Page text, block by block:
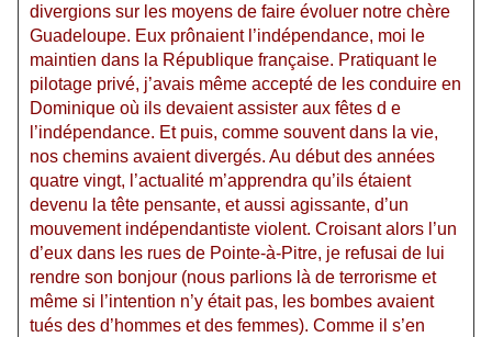
divergions sur les moyens de faire évoluer notre chère
Guadeloupe. Eux prônaient l’indépendance, moi le
maintien dans la République française. Pratiquant le
pilotage privé, j’avais même accepté de les conduire en
Dominique où ils devaient assister aux fêtes d e
l’indépendance. Et puis, comme souvent dans la vie,
nos chemins avaient divergés. Au début des années
quatre vingt, l’actualité m’apprendra qu’ils étaient
devenu la tête pensante, et aussi agissante, d’un
mouvement indépendantiste violent. Croisant alors l’un
d’eux dans les rues de Pointe-à-Pitre, je refusai de lui
rendre son bonjour (nous parlions là de terrorisme et
même si l’intention n’y était pas, les bombes avaient
tués des d’hommes et des femmes). Comme il s’en